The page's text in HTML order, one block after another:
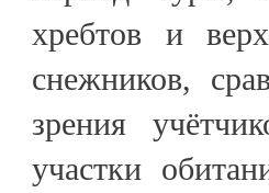
хребтов и
снежников,
зрения
участки